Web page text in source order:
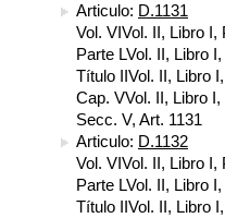
Articulo: D.1131
Vol. VIVol. II, Libro I,
Parte LVol. II, Libro
Título IIVol. II, Libro
Cap. VVol. II, Libro
Secc. V, Art. 1131
Articulo: D.1132
Vol. VIVol. II, Libro I,
Parte LVol. II, Libro
Título IIVol. II, Libro